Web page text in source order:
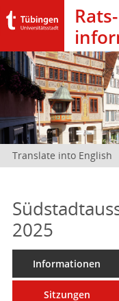
Rats­
Translate into English
2025
Informationen
Sitzungen